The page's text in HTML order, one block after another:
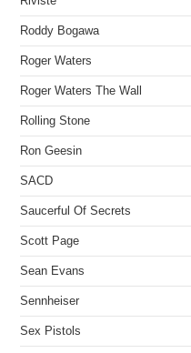
Roddy Bogawa
Roger Waters
Roger Waters The Wall
Rolling Stone
Ron Geesin
SACD
Saucerful Of Secrets
Scott Page
Sean Evans
Sennheiser
Sex Pistols